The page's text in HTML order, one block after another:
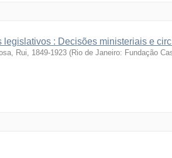
legislativos : Decisões ministeriais e
Rui, 1849-1923 (Rio de Janeiro: Fundação